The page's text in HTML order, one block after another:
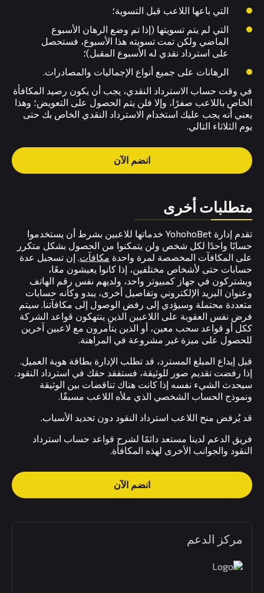
التي باعها اللاعب قبل التسوية؛
التي لم يتم تسويتها (إذا تم وضع الرهان الأسبوع
الماضي ولكن تمت تسويته هذا الأسبوع، فستحصل
على استرداد نقدي له الأسبوع المقبل)؛
الرهانات على جميع أنواع الإجماليات والمصادرات.
في وقت حساب الاسترداد النقدي، يجب أن يكون رصيد المكافأة
الخاص باللاعب صفرًا، وإلا فلن يتم الحصول على التعويض؛ وهذا
يعني أنه يجب عليك استخدام الاسترداد النقدي الخاص بك حتى
يوم الثلاثاء التالي.
انضم الآن
متطلبات أخرى
تقدم إدارة YohohoBet خدماتها للاعبين بشرط أن يستخدموا
حسابًا واحدًا لكل شخص ولن يتمكنوا من الحصول بشكل متكرر
على المكافآت المخصصة لمرة واحدة مكافآت. إن تسجيل عدة
حسابات حتى لأشخاص مختلفين، إذا كانوا يعيشون معًا،
ويشتركون في جهاز كمبيوتر واحد، ولديهم نفس رقم الهاتف
وعنوان البريد الإلكتروني وتفاصيل أخرى، يبدو وكأنه حسابات
متعددة محتملة وسيؤدي إلى رفض الوصول إلى مكافآتنا. سيتم
فرض نفس العقوبة على اللاعبين الذين ينتهكون قواعد الشركة
ككل أو قواعد سحب معين، أو الذين يتآمرون مع لاعبين آخرين
للحصول على ميزة غير مشروعة في المراهنة.
قبل إيداع المبلغ المسترد، قد تطلب الإدارة بطاقة هوية العميل.
إذا رفضت تقديم صور للوثيقة، فستفقد حقك في استرداد النقود.
سيحدث الشيء نفسه إذا كانت هناك تناقضات بين الوثيقة
ونموذج الحساب الشخصي الذي ملأه اللاعب مسبقًا.
قد يُرفض منح اللاعب استرداد النقود دون تحديد الأسباب.
فريق الدعم لدينا مستعد دائمًا لشرح قواعد حساب استرداد
النقود والجوانب الأخرى لهذه المكافأة.
انضم الآن
مركز الدعم